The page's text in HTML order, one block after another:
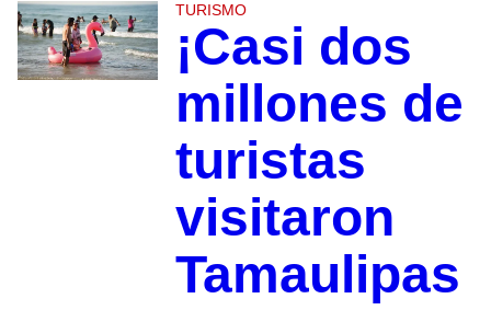
TURISMO
¡Casi dos
millones de
turistas
visitaron
Tamaulipas